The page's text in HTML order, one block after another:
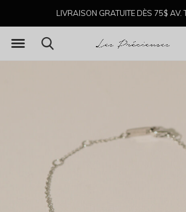
LIVRAISON GRATUITE DÈS 75$ AV.